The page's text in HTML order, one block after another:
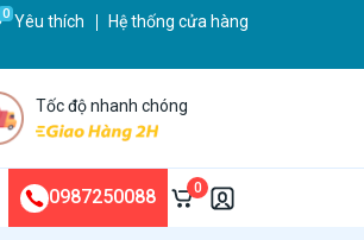
0 Yêu thích Hệ thống cửa hàng
Tốc độ nhanh chóng
0987250088 0